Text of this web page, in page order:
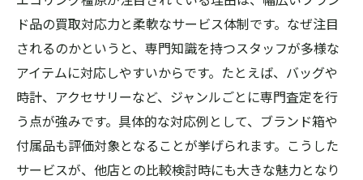
ド品の買取対応力と柔軟なサービス体制です。なぜ注目
されるのかというと、専門知識を持つスタッフが多様な
アイテムに対応しやすいからです。たとえば、バッグや
時計、アクセサリーなど、ジャンルごとに専門査定を行
う点が強みです。具体的な対応例として、ブランド箱や
付属品も評価対象となることが挙げられます。こうした
サービスが、他店との比較検討時にも大きな魅力となり